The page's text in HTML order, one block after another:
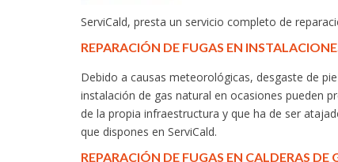
ServiCald, presta un servicio completo de
REPARACIÓN DE FUGAS EN
Debido a causas meteorológicas, desgaste de
instalación de gas natural en ocasiones pueden
de la propia infraestructura y que ha de ser
que dispones en ServiCald.
REPARACIÓN DE FUGAS EN CALDERAS DE